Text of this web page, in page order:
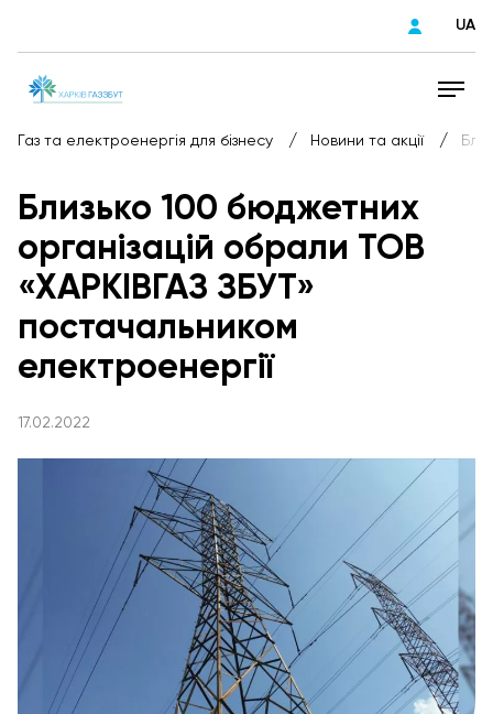
UA
Газ та електроенергія для бізнесу / Новини та акції /
Близько 100 бюджетних
організацій обрали ТОВ
«ХАРКІВГАЗ ЗБУТ»
постачальником
електроенергії
17.02.2022